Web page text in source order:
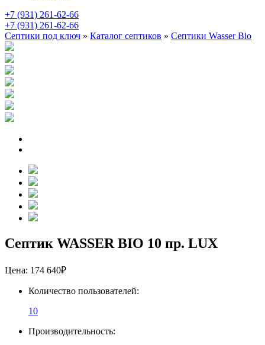
+7 (931) 261-62-66
+7 (931) 261-62-66
Септики под ключ » Каталог септиков » Септики Wasser Bio
Септик WASSER BIO 10 пр. LUX
Цена: 174 640₽
Количество пользователей:
10
Производительность: